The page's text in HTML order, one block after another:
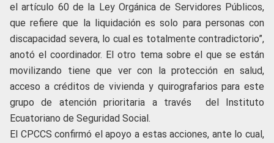
el artículo 60 de la Ley Orgánica de Servidores Públicos,
que refiere que la liquidación es solo para personas con
discapacidad severa, lo cual es totalmente contradictorio”,
anotó el coordinador. El otro tema sobre el que se están
movilizando tiene que ver con la protección en salud,
acceso a créditos de vivienda y quirografarios para este
grupo de atención prioritaria a través del Instituto
Ecuatoriano de Seguridad Social.
El CPCCS confirmó el apoyo a estas acciones, ante lo cual,